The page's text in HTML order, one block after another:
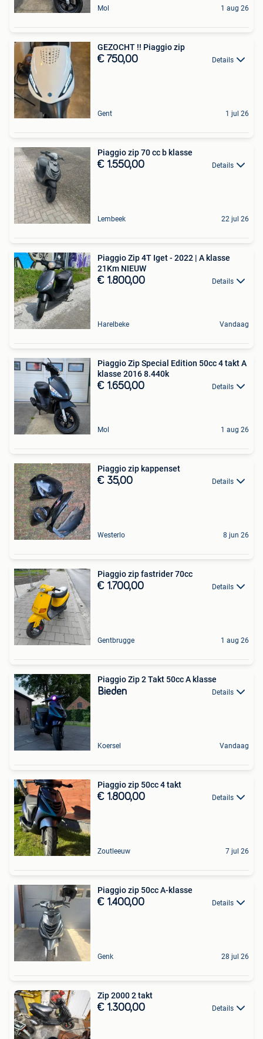
Mol 1 aug 26
GEZOCHT !! Piaggio zip
€ 750,00 Details
Gent 1 jul 26
Piaggio zip 70 cc b klasse
€ 1.550,00 Details
Lembeek 22 jul 26
Piaggio Zip 4T Iget - 2022 | A klasse
21Km NIEUW
€ 1.800,00 Details
Harelbeke Vandaag
Piaggio Zip Special Edition 50cc 4 takt A
klasse 2016 8.440k
€ 1.650,00 Details
Mol 1 aug 26
Piaggio zip kappenset
€ 35,00 Details
Westerlo 8 jun 26
Piaggio zip fastrider 70cc
€ 1.700,00 Details
Gentbrugge 1 aug 26
Piaggio Zip 2 Takt 50cc A klasse
Bieden Details
Koersel Vandaag
Piaggio zip 50cc 4 takt
€ 1.800,00 Details
Zoutleeuw 7 jul 26
Piaggio zip 50cc A-klasse
€ 1.400,00 Details
Genk 28 jul 26
Zip 2000 2 takt
€ 1.300,00 Details